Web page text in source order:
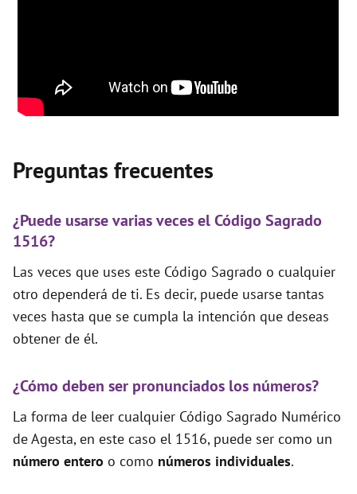
Preguntas frecuentes
¿Puede usarse varias veces el Código Sagrado
1516?
Las veces que uses este Código Sagrado o cualquier
otro dependerá de ti. Es decir, puede usarse tantas
veces hasta que se cumpla la intención que deseas
obtener de él.
¿Cómo deben ser pronunciados los números?
La forma de leer cualquier Código Sagrado Numérico
de Agesta, en este caso el 1516, puede ser como un
número entero o como números individuales.